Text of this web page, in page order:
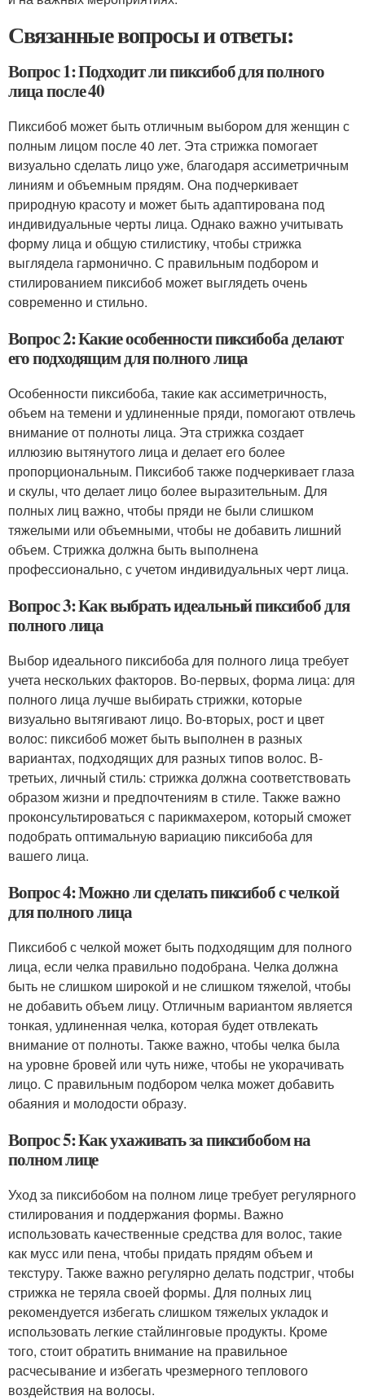
Связанные вопросы и ответы:
Вопрос 1: Подходит ли пиксибоб для полного
лица после 40
Пиксибоб может быть отличным выбором для женщин с
полным лицом после 40 лет. Эта стрижка помогает
визуально сделать лицо уже, благодаря ассиметричным
линиям и объемным прядям. Она подчеркивает
природную красоту и может быть адаптирована под
индивидуальные черты лица. Однако важно учитывать
форму лица и общую стилистику, чтобы стрижка
выглядела гармонично. С правильным подбором и
стилированием пиксибоб может выглядеть очень
современно и стильно.
Вопрос 2: Какие особенности пиксибоба делают
его подходящим для полного лица
Особенности пиксибоба, такие как ассиметричность,
объем на темени и удлиненные пряди, помогают отвлечь
внимание от полноты лица. Эта стрижка создает
иллюзию вытянутого лица и делает его более
пропорциональным. Пиксибоб также подчеркивает глаза
и скулы, что делает лицо более выразительным. Для
полных лиц важно, чтобы пряди не были слишком
тяжелыми или объемными, чтобы не добавить лишний
объем. Стрижка должна быть выполнена
профессионально, с учетом индивидуальных черт лица.
Вопрос 3: Как выбрать идеальный пиксибоб для
полного лица
Выбор идеального пиксибоба для полного лица требует
учета нескольких факторов. Во-первых, форма лица: для
полного лица лучше выбирать стрижки, которые
визуально вытягивают лицо. Во-вторых, рост и цвет
волос: пиксибоб может быть выполнен в разных
вариантах, подходящих для разных типов волос. В-
третьих, личный стиль: стрижка должна соответствовать
образом жизни и предпочтениям в стиле. Также важно
проконсультироваться с парикмахером, который сможет
подобрать оптимальную вариацию пиксибоба для
вашего лица.
Вопрос 4: Можно ли сделать пиксибоб с челкой
для полного лица
Пиксибоб с челкой может быть подходящим для полного
лица, если челка правильно подобрана. Челка должна
быть не слишком широкой и не слишком тяжелой, чтобы
не добавить объем лицу. Отличным вариантом является
тонкая, удлиненная челка, которая будет отвлекать
внимание от полноты. Также важно, чтобы челка была
на уровне бровей или чуть ниже, чтобы не укорачивать
лицо. С правильным подбором челка может добавить
обаяния и молодости образу.
Вопрос 5: Как ухаживать за пиксибобом на
полном лице
Уход за пиксибобом на полном лице требует регулярного
стилирования и поддержания формы. Важно
использовать качественные средства для волос, такие
как мусс или пена, чтобы придать прядям объем и
текстуру. Также важно регулярно делать подстриг, чтобы
стрижка не теряла своей формы. Для полных лиц
рекомендуется избегать слишком тяжелых укладок и
использовать легкие стайлинговые продукты. Кроме
того, стоит обратить внимание на правильное
расчесывание и избегать чрезмерного теплового
воздействия на волосы.